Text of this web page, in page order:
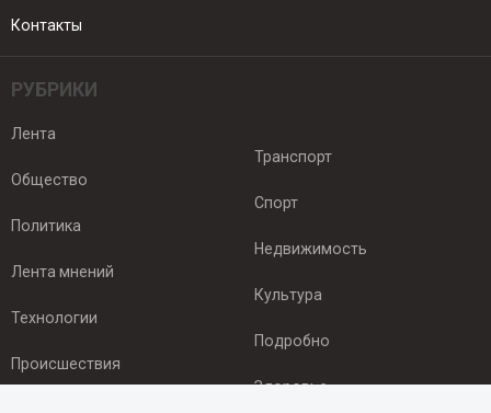
Контакты
РУБРИКИ
Лента
Общество
Политика
Лента мнений
Технологии
Происшествия
Транспорт
Спорт
Недвижимость
Культура
Подробно
Здоровье